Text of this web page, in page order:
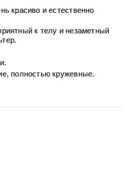
красиво и естественно
к телу и незаметный
полностью кружевные.